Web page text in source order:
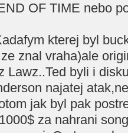
OF TIME nebo
kterej byl
znal vraha)ale
Lawz..Ted byli i
najatej
jak byl pak
za nahrani